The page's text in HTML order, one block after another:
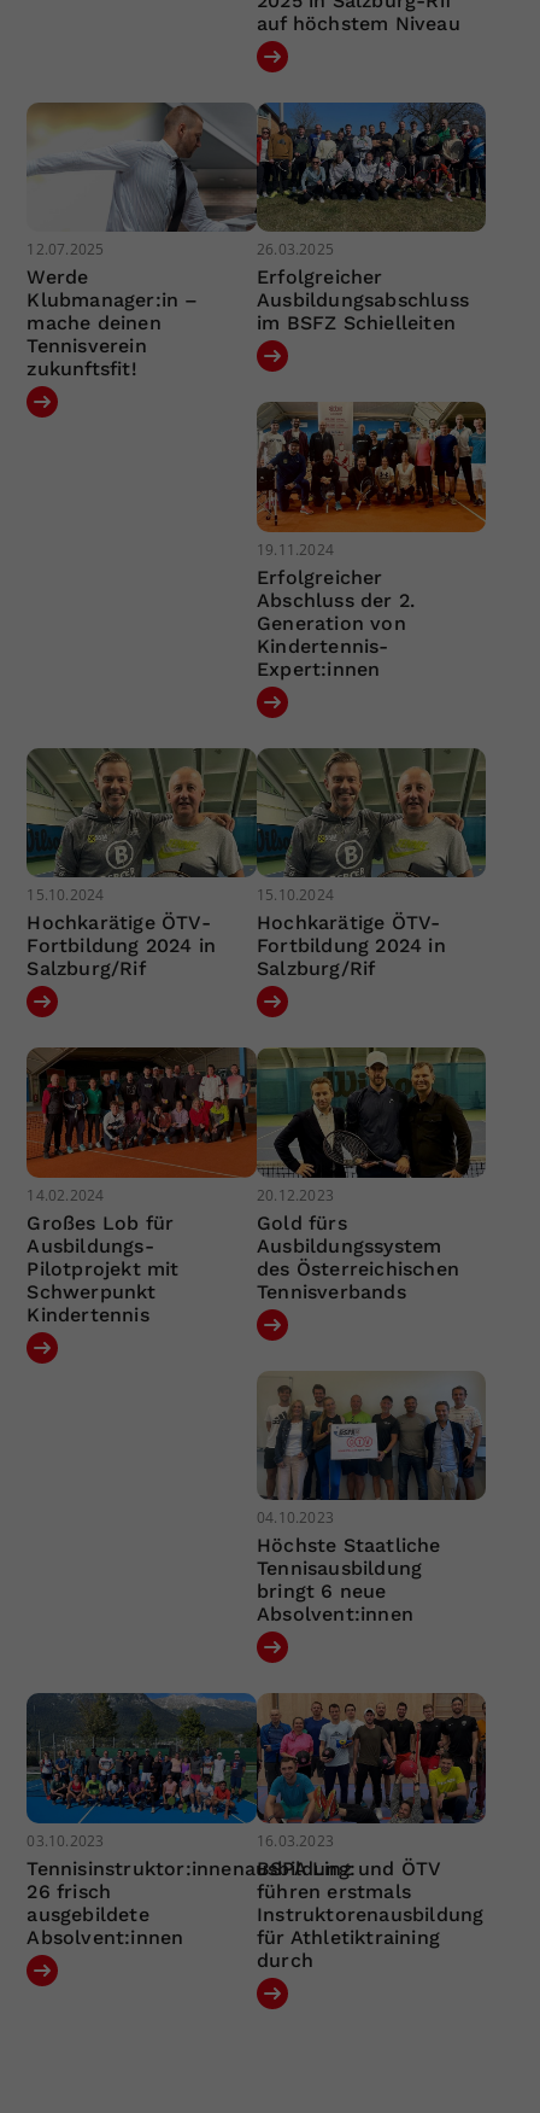
auf höchstem Niveau
12.07.2025
Werde
Klubmanager:in –
mache deinen
Tennisverein
zukunftsfit!
26.03.2025
Erfolgreicher
Ausbildungsabschluss
im BSFZ Schielleiten
19.11.2024
Erfolgreicher
Abschluss der 2.
Generation von
Kindertennis-
Expert:innen
15.10.2024
Hochkarätige ÖTV-
Fortbildung 2024 in
Salzburg/Rif
15.10.2024
Hochkarätige ÖTV-
Fortbildung 2024 in
Salzburg/Rif
14.02.2024
Großes Lob für
Ausbildungs-
Pilotprojekt mit
Schwerpunkt
Kindertennis
20.12.2023
Gold fürs
Ausbildungssystem
des Österreichischen
Tennisverbands
04.10.2023
Höchste Staatliche
Tennisausbildung
bringt 6 neue
Absolvent:innen
03.10.2023
Tennisinstruktor:innenausbildung:
26 frisch
ausgebildete
Absolvent:innen
16.03.2023
BSPA Linz und ÖTV
führen erstmals
Instruktorenausbildung
für Athletiktraining
durch